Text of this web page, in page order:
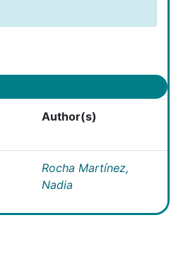
Author(s)
Rocha Martínez,
Nadia